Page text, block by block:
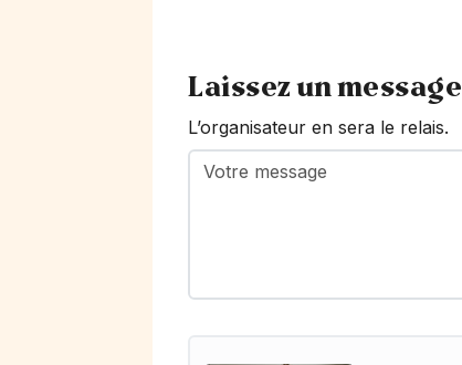
Laissez un message
L’organisateur en sera le relais.